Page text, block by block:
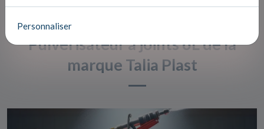
Pulvérisateur à joints 6L de la
marque Talia Plast
Personnaliser